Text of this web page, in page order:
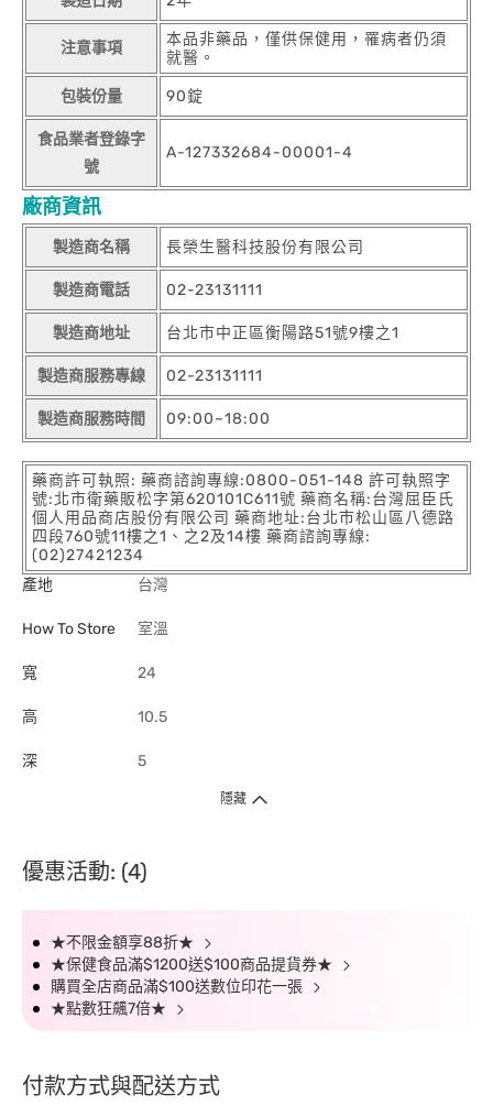
注意事項
本品非藥品，僅供保健用，罹病者仍須
就醫。
包裝份量 90錠
食品業者登錄字
號
A-127332684-00001-4
廠商資訊
製造商名稱 長榮生醫科技股份有限公司
製造商電話 02-23131111
製造商地址 台北市中正區衡陽路51號9樓之1
製造商服務專線 02-23131111
製造商服務時間 09:00~18:00
藥商許可執照: 藥商諮詢專線:0800-051-148 許可執照字
號:北市衛藥販松字第620101C611號 藥商名稱:台灣屈臣氏
個人用品商店股份有限公司 藥商地址:台北市松山區八德路
四段760號11樓之1、之2及14樓 藥商諮詢專線:
(02)27421234
產地
台灣
How To Store 室溫
寬 24
高 10.5
深 5
隱藏
優惠活動: (4)
★不限金額享88折★
★保健食品滿$1200送$100商品提貨券★
購買全店商品滿$100送數位印花一張
★點數狂飆7倍★
付款方式與配送方式